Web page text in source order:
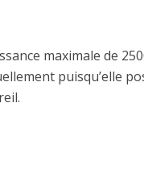
maximale de
puisqu’elle